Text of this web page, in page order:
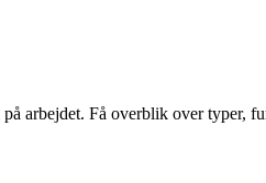
arbejdet. Få overblik over typer,